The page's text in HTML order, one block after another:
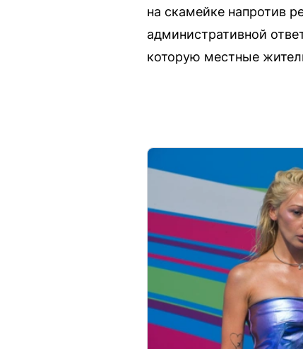
на скамейке напротив
административной
которую местные